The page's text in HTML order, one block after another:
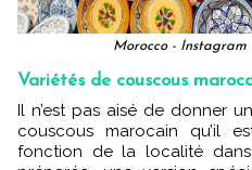
Morocco -
Variétés de couscous
Il n’est pas aisé de donner un chiffre fixe des variétés de
couscous marocain qu’il
fonction de la localité